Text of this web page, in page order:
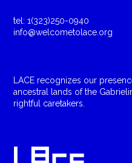
tel: 1(323)250-0940
info@welcometolace.org
LACE recognizes our
ancestral lands of the
rightful caretakers.